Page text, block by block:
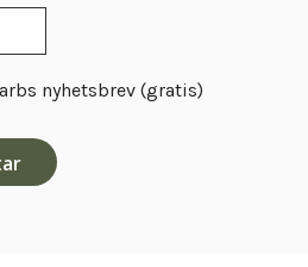
nyhetsbrev (gratis)